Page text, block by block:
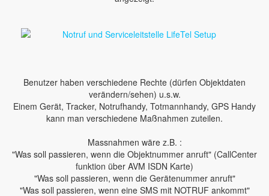
Benutzer haben verschiedene Rechte (dürfen Objektdaten
verändern/sehen) u.s.w.
Einem Gerät, Tracker, Notrufhandy, Totmannhandy, GPS Handy
kann man verschiedene Maßnahmen zuteilen.
Massnahmen wäre z.B. :
"Was soll passieren, wenn die Objektnummer anruft" (CallCenter
funktion über AVM ISDN Karte)
"Was soll passieren, wenn die Gerätenummer anruft"
"Was soll passieren, wenn eine SMS mit NOTRUF ankommt"